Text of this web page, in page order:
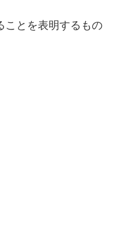
ことを表明するもの